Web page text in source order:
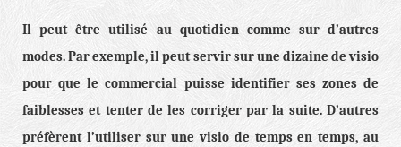
Il peut être utilisé au quotidien comme sur d’autres
modes. Par exemple, il peut servir sur une dizaine de visio
pour que le commercial puisse identifier ses zones de
faiblesses et tenter de les corriger par la suite. D’autres
préfèrent l’utiliser sur une visio de temps en temps, au